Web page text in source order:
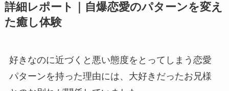
詳細レポート｜自爆恋愛のパターンを変え
た癒し体験
好きなのに近づくと悪い態度をとってしまう恋愛
パターンを持った理由には、大好きだったお兄様